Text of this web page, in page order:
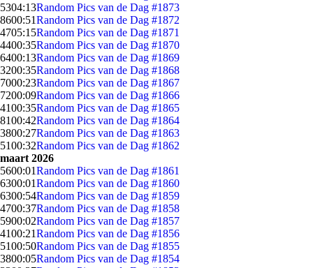
5304:13Random Pics van de Dag #1873
8600:51Random Pics van de Dag #1872
4705:15Random Pics van de Dag #1871
4400:35Random Pics van de Dag #1870
6400:13Random Pics van de Dag #1869
3200:35Random Pics van de Dag #1868
7000:23Random Pics van de Dag #1867
7200:09Random Pics van de Dag #1866
4100:35Random Pics van de Dag #1865
8100:42Random Pics van de Dag #1864
3800:27Random Pics van de Dag #1863
5100:32Random Pics van de Dag #1862
maart 2026
5600:01Random Pics van de Dag #1861
6300:01Random Pics van de Dag #1860
6300:54Random Pics van de Dag #1859
4700:37Random Pics van de Dag #1858
5900:02Random Pics van de Dag #1857
4100:21Random Pics van de Dag #1856
5100:50Random Pics van de Dag #1855
3800:05Random Pics van de Dag #1854